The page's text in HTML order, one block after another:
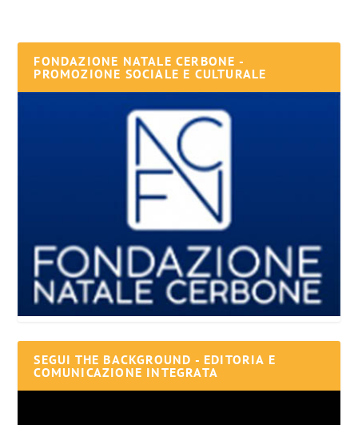
FONDAZIONE NATALE CERBONE -
PROMOZIONE SOCIALE E CULTURALE
SEGUI THE BACKGROUND - EDITORIA E
COMUNICAZIONE INTEGRATA